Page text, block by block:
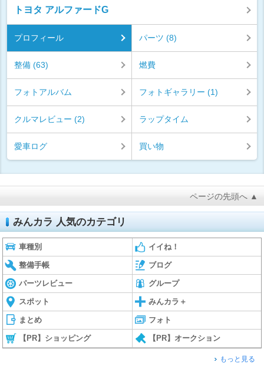
トヨタ アルファードG
プロフィール パーツ (8)
整備 (63) 燃費
フォトアルバム フォトギャラリー (1)
クルマレビュー (2) ラップタイム
愛車ログ 買い物
ページの先頭へ ▲
みんカラ 人気のカテゴリ
車種別 イイね！
整備手帳 ブログ
パーツレビュー グループ
スポット みんカラ＋
まとめ フォト
【PR】ショッピング 【PR】オークション
もっと見る